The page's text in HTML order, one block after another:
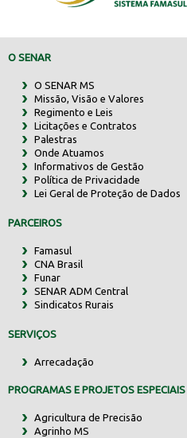
O SENAR
O SENAR MS
Missão, Visão e Valores
Regimento e Leis
Licitações e Contratos
Palestras
Onde Atuamos
Informativos de Gestão
Política de Privacidade
Lei Geral de Proteção de Dados
PARCEIROS
Famasul
CNA Brasil
Funar
SENAR ADM Central
Sindicatos Rurais
SERVIÇOS
Arrecadação
PROGRAMAS E PROJETOS ESPECIAIS
Agricultura de Precisão
Agrinho MS